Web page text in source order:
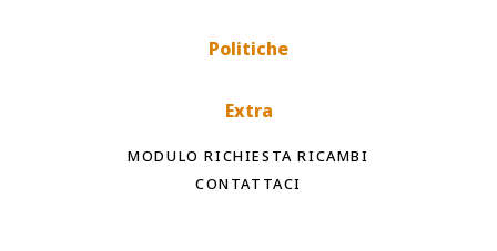
Politiche
Extra
MODULO RICHIESTA RICAMBI
CONTATTACI